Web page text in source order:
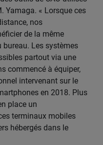
Yamaga. « Lorsque ces
nos
de la même
bureau. Les systèmes
partout via une
commencé à équiper,
intervenant sur le
en 2018. Plus
place un
terminaux mobiles
hébergés dans le